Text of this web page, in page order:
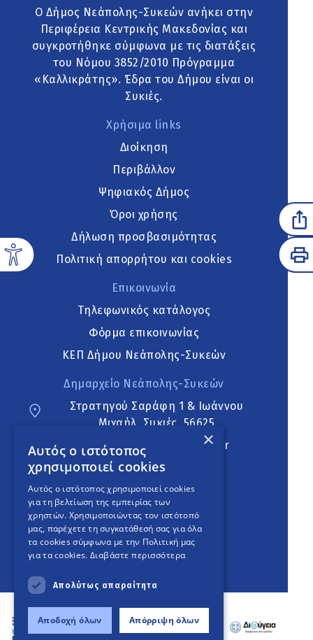
Ο Δήμος Νεάπολης-Συκεών ανήκει στην
Περιφέρεια Κεντρικής Μακεδονίας και
συγκροτήθηκε σύμφωνα με τις διατάξεις
του Νόμου 3852/2010 Πρόγραμμα
«Καλλικράτης». Έδρα του Δήμου είναι οι
Συκιές.
Χρήσιμα links
Διοίκηση
Περιβάλλον
Ψηφιακός Δήμος
Όροι χρήσης
Δήλωση προσβασιμότητας
Πολιτική απορρήτου και cookies
Επικοινωνία
Τηλεφωνικός κατάλογος
Φόρμα επικοινωνίας
ΚΕΠ Δήμου Νεάπολης-Συκεών
Δημαρχείο Νεάπολης-Συκεών
Στρατηγού Σαράφη 1 & Ιωάννου
Μιχαήλ, Συκιές, 56625
neapoli.sykies@ddt.gov.gr
Ακολουθήστε
English Version
An project
×
Αυτός ο ιστότοπος
χρησιμοποιεί cookies
Αυτός ο ιστότοπος χρησιμοποιεί cookies
για τη βελτίωση της εμπειρίας των
χρηστών. Χρησιμοποιώντας τον ιστότοπό
μας, παρέχετε τη συγκατάθεσή σας για όλα
τα cookies σύμφωνα με την Πολιτική μας
για τα cookies. Διαβάστε περισσότερα
Απολύτως απαραίτητα
Αποδοχή όλων Απόρριψη όλων